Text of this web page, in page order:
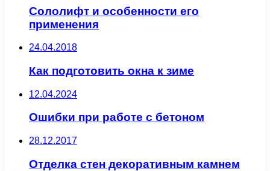
Сололифт и особенности его
применения
24.04.2018
Как подготовить окна к зиме
12.04.2024
Ошибки при работе с бетоном
28.12.2017
Отделка стен декоративным камнем